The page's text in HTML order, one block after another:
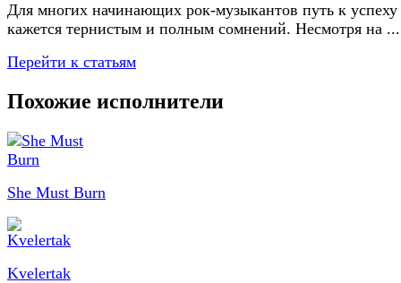
Для многих начинающих рок-музыкантов путь к успеху
кажется тернистым и полным сомнений. Несмотря на ...
Перейти к статьям
Похожие исполнители
She Must Burn
Kvelertak